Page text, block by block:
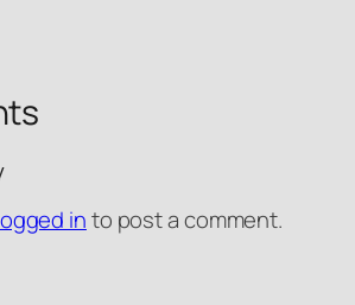
into post a comment.